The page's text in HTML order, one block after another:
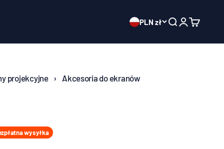
PLN zł Wyszukiwanie
ProszęOtwarty
projekcyjne ›
Akcesoria do ekranów
wysyłka